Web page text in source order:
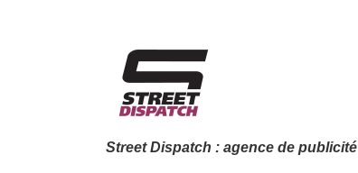
Street Dispatch : agence de publicité